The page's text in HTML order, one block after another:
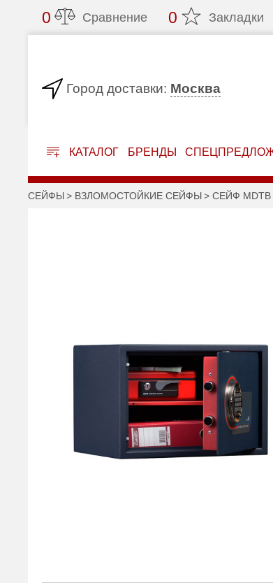
0 Сравнение 0 Закладки
Город доставки: Москва
КАТАЛОГ БРЕНДЫ
СЕЙФЫ ВЗЛОМОСТОЙКИЕ СЕЙФЫ СЕЙФ MDTB